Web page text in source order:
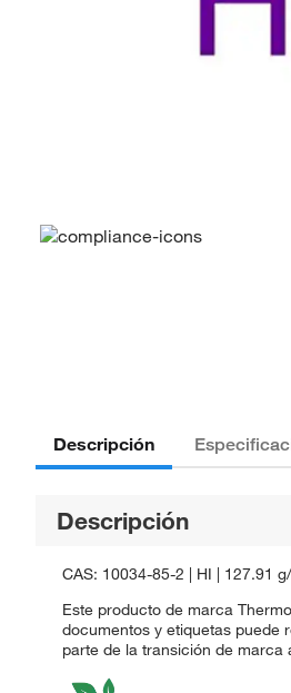
Descripción
Descripción
CAS: 10034-85-2 | HI | 127.91
Este producto de marca
documentos y etiquetas puede
parte de la transición de marca